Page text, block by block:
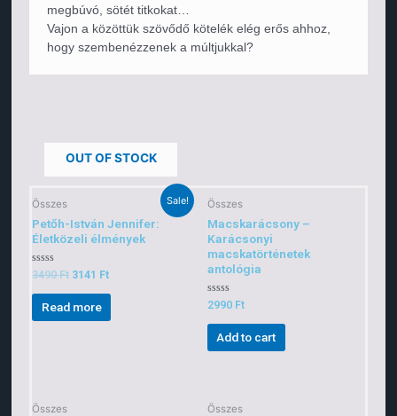
megbúvó, sötét titkokat…
Vajon a közöttük szövődő kötelék elég erős ahhoz,
hogy szembenézzenek a múltjukkal?
Sale!
OUT OF STOCK
Összes
Petőh-István Jennifer:
Életközeli élmények
Rated
out
3490Ft 3141 Ft
Read more
Összes
Macskarácsony –
Karácsonyi
macskatörténetek
antológia
Rated
out
2990 Ft
Add to cart
Összes Összes